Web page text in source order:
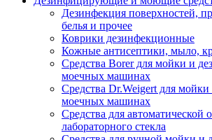
Дезинфекция поверхностей,
белья и прочее
Коврики дезинфекционные
Кожные антисептики, мыло,
Средства Borer для мойки и
моечных машинах
Средства Dr.Weigert для
моечных машинах
Средства для автоматической
лабораторного стекла